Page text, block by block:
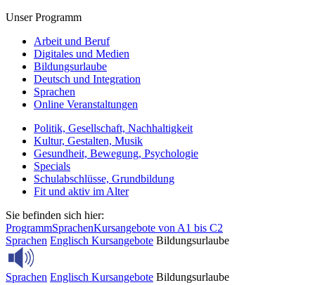
Unser Programm
Arbeit und Beruf
Digitales und Medien
Bildungsurlaube
Deutsch und Integration
Sprachen
Online Veranstaltungen
Politik, Gesellschaft, Nachhaltigkeit
Kultur, Gestalten, Musik
Gesundheit, Bewegung, Psychologie
Specials
Schulabschlüsse, Grundbildung
Fit und aktiv im Alter
Sie befinden sich hier:
ProgrammSprachenKursangebote von A1 bis C2
Sprachen Englisch Kursangebote Bildungsurlaube
Sprachen Englisch Kursangebote Bildungsurlaube